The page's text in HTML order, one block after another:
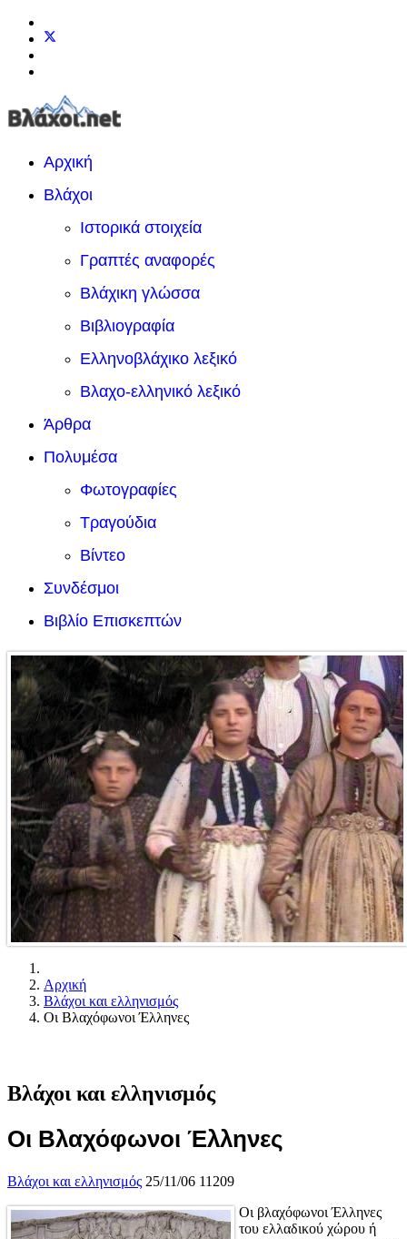
Αρχική
Βλάχοι
Ιστορικά στοιχεία
Γραπτές αναφορές
Βλάχικη γλώσσα
Βιβλιογραφία
Ελληνοβλάχικο λεξικό
Βλαχο-ελληνικό λεξικό
Άρθρα
Πολυμέσα
Φωτογραφίες
Τραγούδια
Βίντεο
Συνδέσμοι
Βιβλίο Επισκεπτών
Αρχική
Βλάχοι και ελληνισμός
Οι Βλαχόφωνοι Έλληνες
Βλάχοι και ελληνισμός
Οι Βλαχόφωνοι Έλληνες
Βλάχοι και ελληνισμός 25/11/06 11209
Οι βλαχόφωνοι Έλληνες
του ελλαδικού χώρου ή